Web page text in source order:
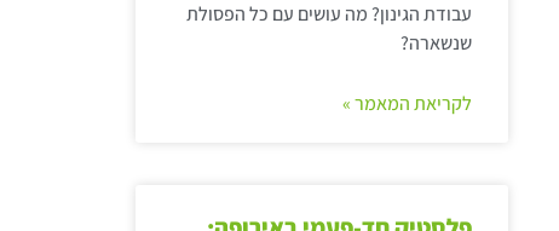
עבודת הגינון? מה עושים עם כל הפסולת
שנשארה?
לקריאת המאמר »